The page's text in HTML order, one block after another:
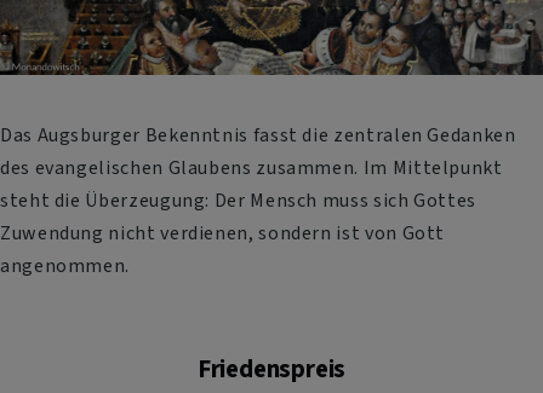
Das Augsburger Bekenntnis fasst die zentralen Gedanken
des evangelischen Glaubens zusammen. Im Mittelpunkt
steht die Überzeugung: Der Mensch muss sich Gottes
Zuwendung nicht verdienen, sondern ist von Gott
angenommen.
Friedenspreis